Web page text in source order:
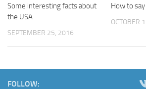
Some interesting facts about
the USA
SEPTEMBER 25, 2016
How to
OCTOBER
FOLLOW: